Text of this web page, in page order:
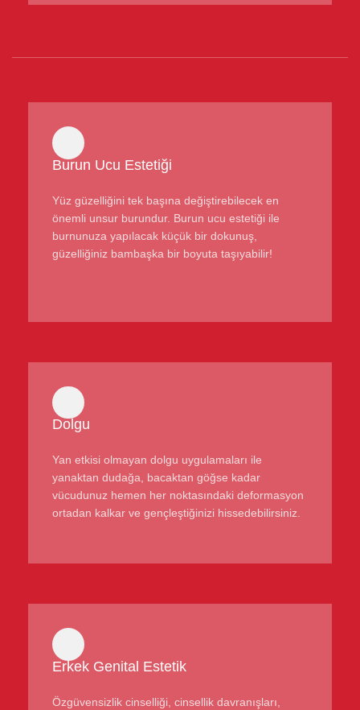
Burun Ucu Estetiği
Yüz güzelliğini tek başına değiştirebilecek en
önemli unsur burundur. Burun ucu estetiği ile
burnunuza yapılacak küçük bir dokunuş,
güzelliğiniz bambaşka bir boyuta taşıyabilir!
Dolgu
Yan etkisi olmayan dolgu uygulamaları ile
yanaktan dudağa, bacaktan göğse kadar
vücudunuz hemen her noktasındaki deformasyon
ortadan kalkar ve gençleştiğinizi hissedebilirsiniz.
Erkek Genital Estetik
Özgüvensizlik cinselliği, cinsellik davranışları,